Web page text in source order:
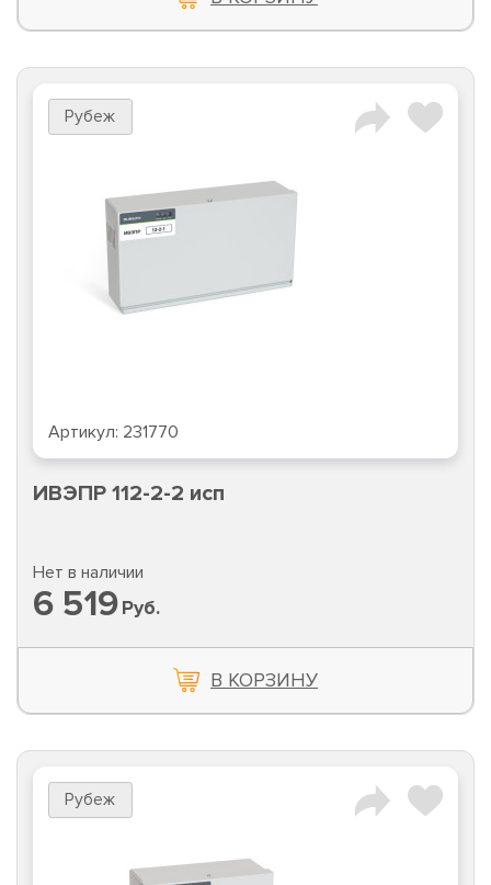
Рубеж
Артикул: 231770
ИВЭПР 112-2-2 исп
Нет в наличии
6 519Руб.
В КОРЗИНУ
Рубеж